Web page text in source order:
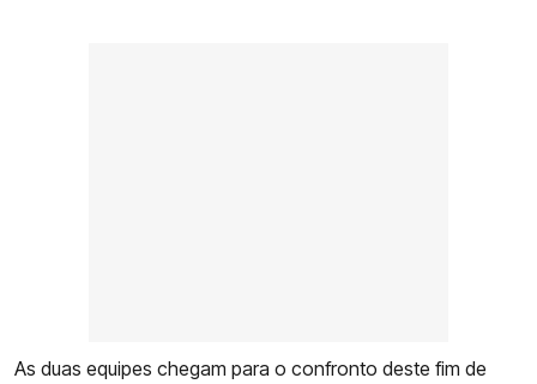
As duas equipes chegam para o confronto deste fim de